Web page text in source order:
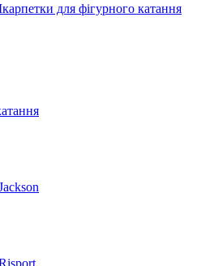
для фігурного катання